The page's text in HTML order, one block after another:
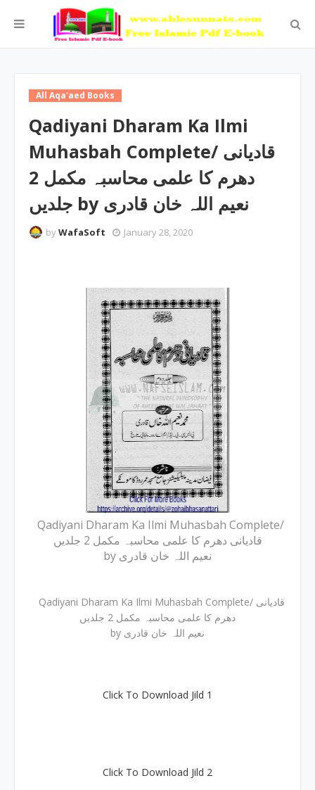
All Aqa'aed Books
Qadiyani Dharam Ka Ilmi
Muhasbah Complete/ قادیانی
دھرم کا علمی محاسبہ مکمل 2
جلدیں by نعیم اللہ خان قادری
byWafaSoft January 28, 2020
Qadiyani Dharam Ka Ilmi Muhasbah Complete/
قادیانی دھرم کا علمی محاسبہ مکمل 2 جلدیں
by نعیم اللہ خان قادری
Qadiyani Dharam Ka Ilmi Muhasbah Complete/ قادیانی
دھرم کا علمی محاسبہ مکمل 2 جلدیں
by نعیم اللہ خان قادری
Click To Download Jild 1
Click To Download Jild 2